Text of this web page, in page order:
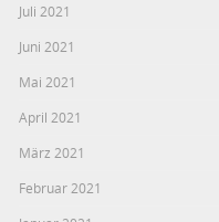
Juli 2021
Juni 2021
Mai 2021
April 2021
März 2021
Februar 2021